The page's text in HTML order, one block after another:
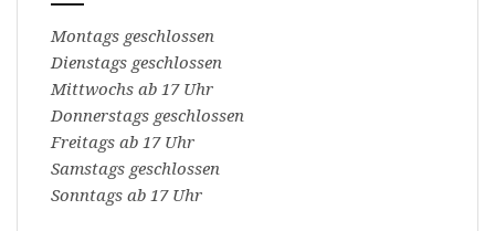
Montags geschlossen
Dienstags geschlossen
Mittwochs ab 17 Uhr
Donnerstags geschlossen
Freitags ab 17 Uhr
Samstags geschlossen
Sonntags ab 17 Uhr